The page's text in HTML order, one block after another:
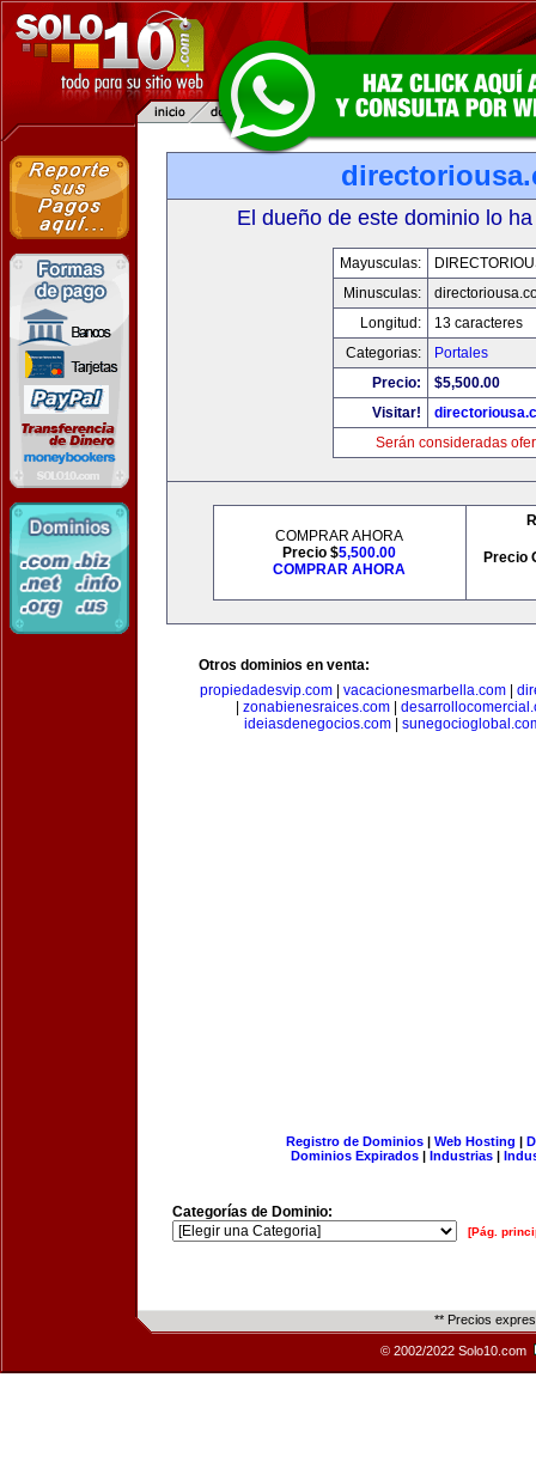
El dueño de este dominio lo
Mayusculas:
Minusculas:
Longitud:
13 caracteres
Categorias:
Portales
Precio:
$5,500.00
Visitar!
Serán consideradas
COMPRAR AHORA
Precio $5,500.00
COMPRAR AHORA
Precio
Otros dominios en venta:
propiedadesvip.com
vacacionesmarbella.com
zonabienesraices.com
ideiasdenegocios.com|
Registro de Dominios| Web Hosting |
Dominios Expirados | Industrias |
Categorías de Dominio:
[Pág.
** Precios
© 2002/2022 Solo10.com